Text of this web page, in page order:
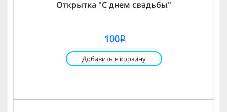
Открытка "С днем свадьбы"
100i
Добавить в корзину